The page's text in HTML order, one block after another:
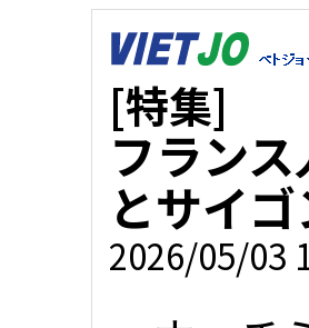
[特集]
フラン
とサイ
2026/05/03